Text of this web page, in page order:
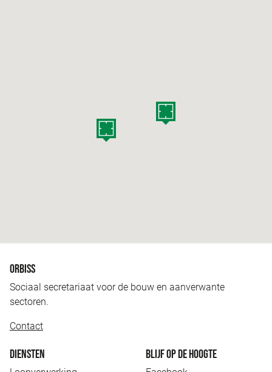
ORBISS
Sociaal secretariaat voor de bouw en aanverwante
sectoren.
Contact
DIENSTEN BLIJF OP DE HOOGTE